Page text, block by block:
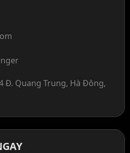
Đ. Quang Trung, Hà Đông,